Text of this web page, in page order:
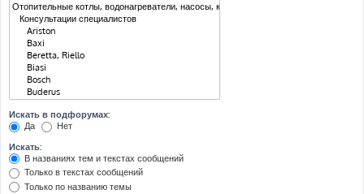
Искать в подфорумах:
Да
Нет
Искать:
В названиях тем и текстах сообщений
Только в текстах сообщений
Только по названию темы